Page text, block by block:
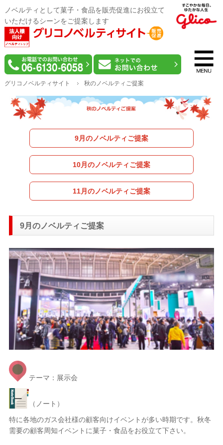
ノベルティとして菓子・食品を販売促進にお役立て
いただけるシーンをご提案します
グリコノベルティサイト 秋のノベルティご提案
9月のノベルティご提案
10月のノベルティご提案
11月のノベルティご提案
9月のノベルティご提案
テーマ：展示会
（ノート）
特に各地のガス会社様の顧客向けイベントが多い時期です。秋冬
需要の顧客周知イベントに菓子・食品をお役立て下さい。